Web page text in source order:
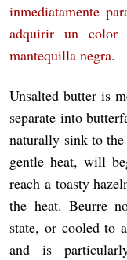
inmediatamente
adquirir un color
mantequilla negra.
Unsaltedbutter is
separate into
naturally sink to
gentle heat, will
reach a toasty
the heat. Beurre
state, or cooled to
and is